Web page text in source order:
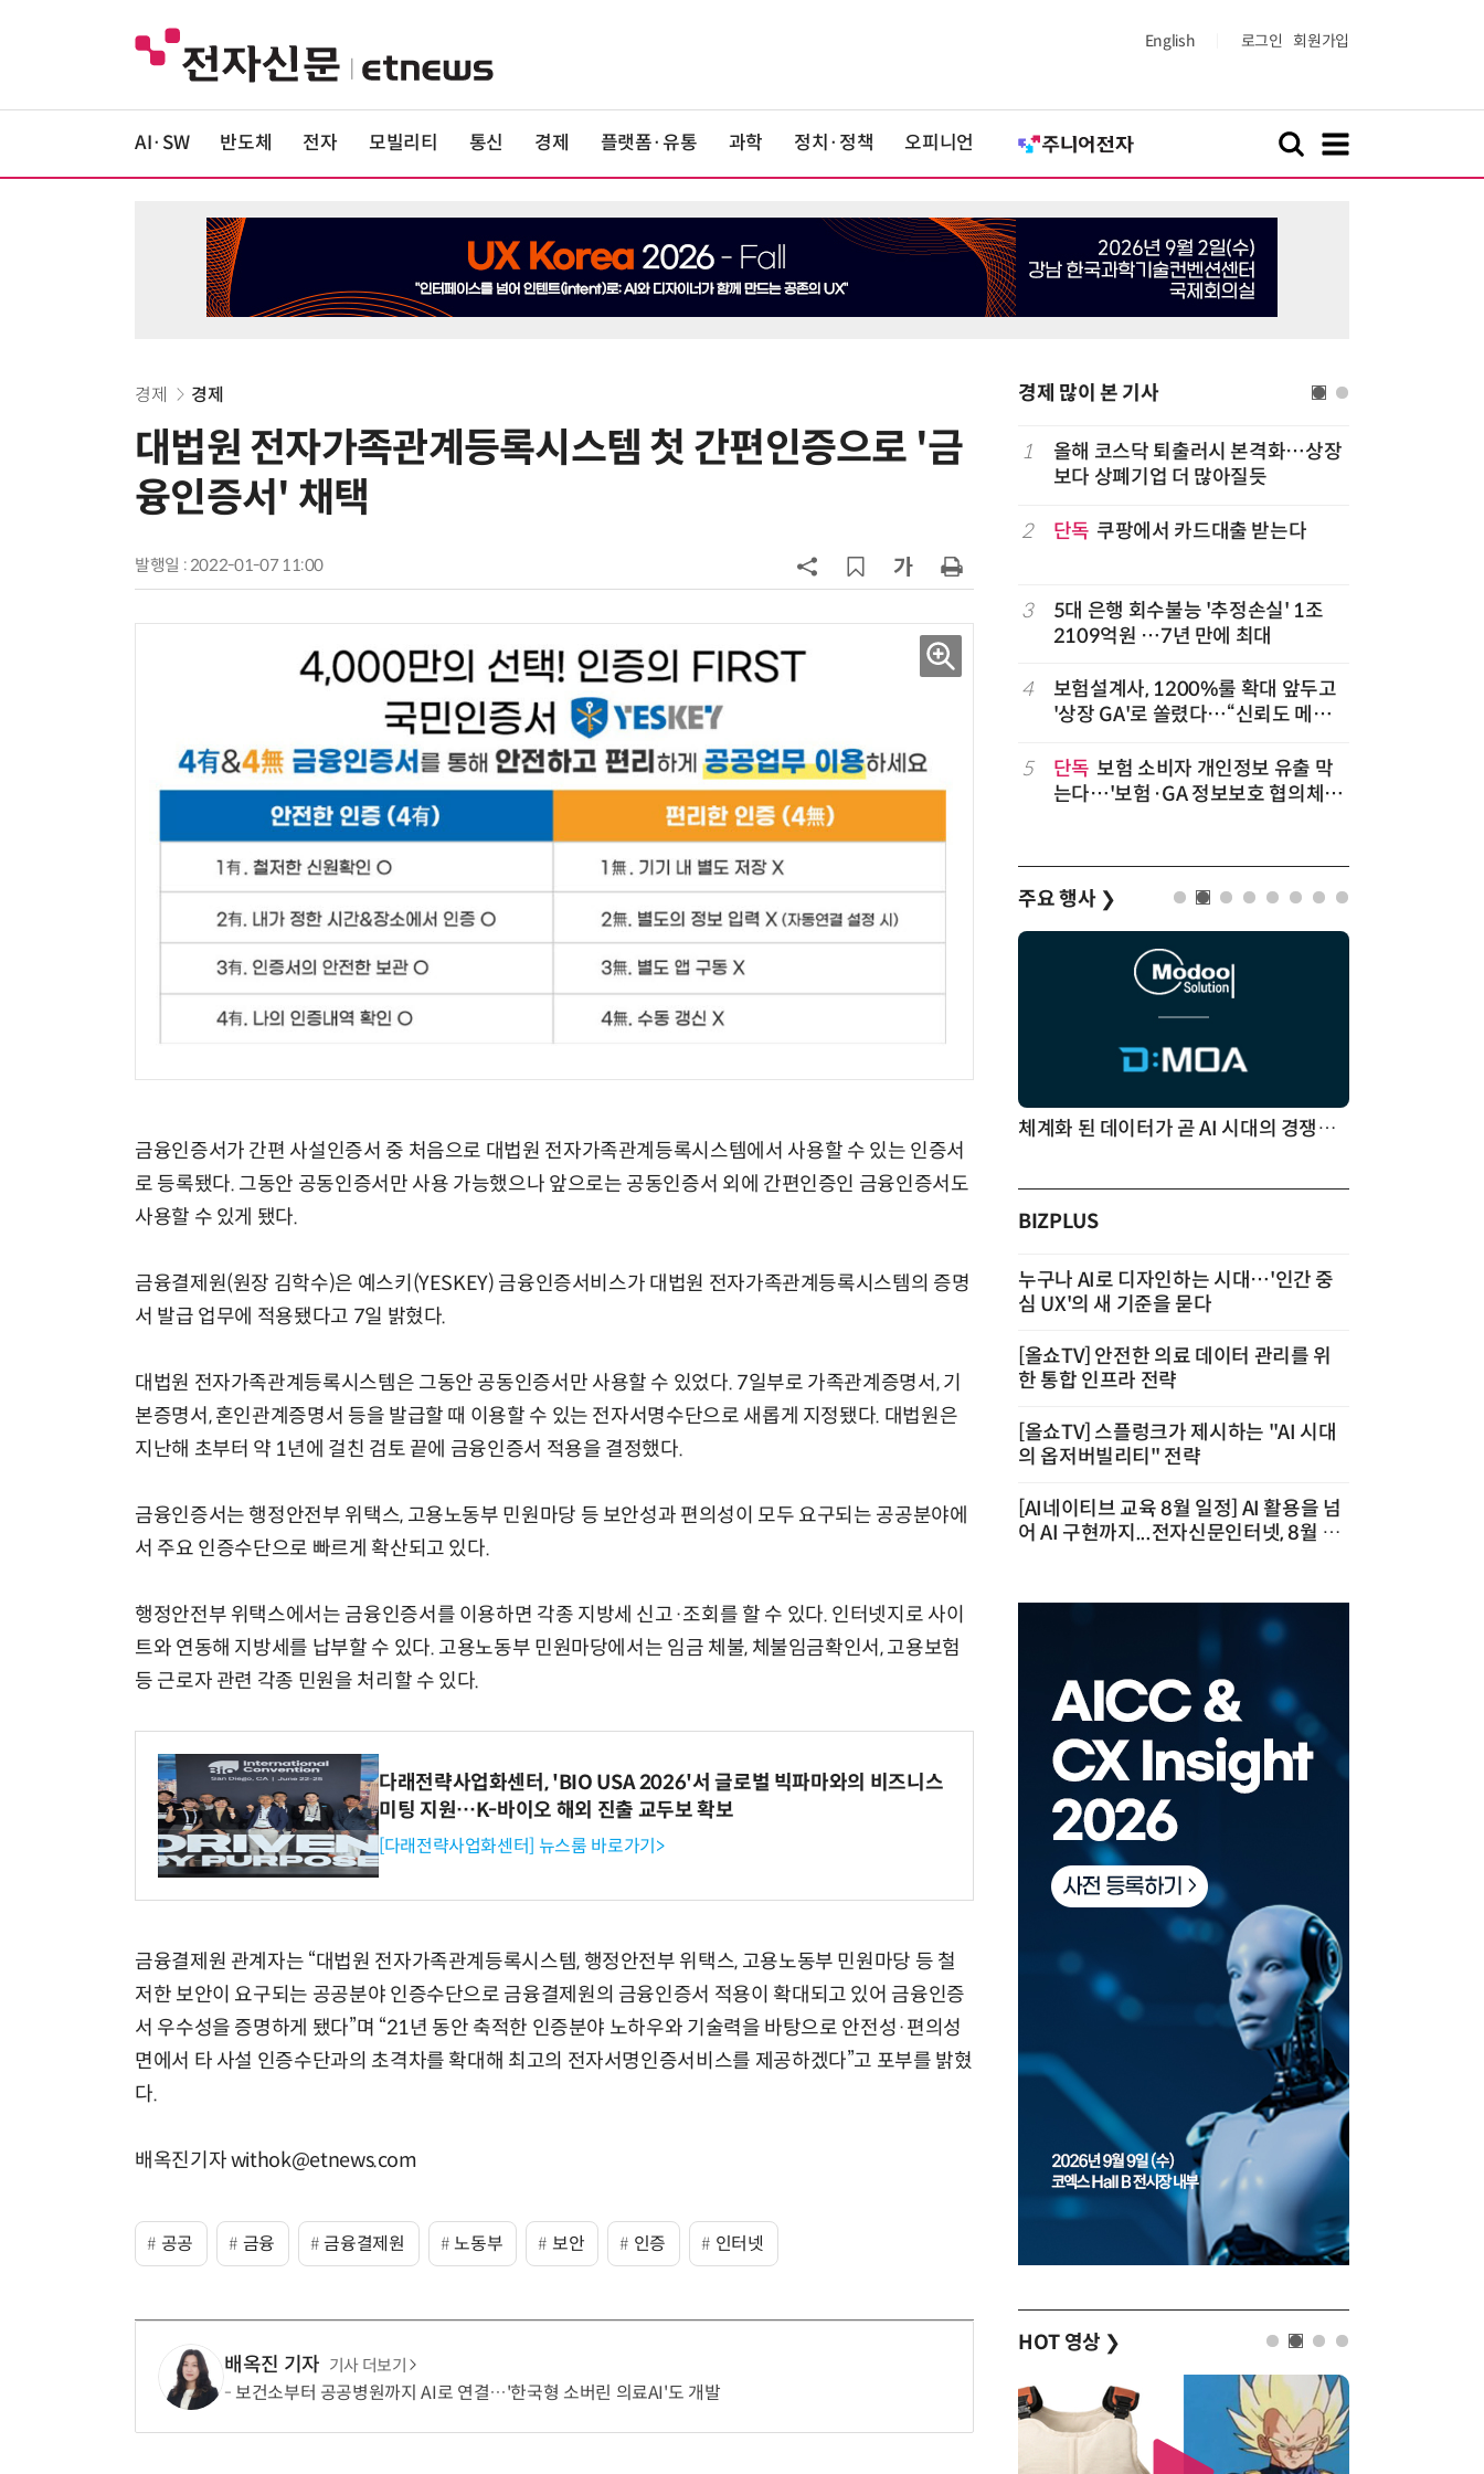
English 로그인 회원가입
AI·SW 반도체 전자 모빌리티 통신 경제 플랫폼·유통 과학 정치·정책 오피니언
경제 경제
대법원 전자가족관계등록시스템 첫 간편인증으로 '금
융인증서' 채택
발행일 : 2022-01-07 11:00
금융인증서가 간편 사설인증서 중 처음으로 대법원 전자가족관계등록시스템에서 사용할 수 있는 인증서
로 등록됐다. 그동안 공동인증서만 사용 가능했으나 앞으로는 공동인증서 외에 간편인증인 금융인증서도
사용할 수 있게 됐다.
금융결제원(원장 김학수)은 예스키(YESKEY) 금융인증서비스가 대법원 전자가족관계등록시스템의 증명
서 발급 업무에 적용됐다고 7일 밝혔다.
대법원 전자가족관계등록시스템은 그동안 공동인증서만 사용할 수 있었다. 7일부로 가족관계증명서, 기
본증명서, 혼인관계증명서 등을 발급할 때 이용할 수 있는 전자서명수단으로 새롭게 지정됐다. 대법원은
지난해 초부터 약 1년에 걸친 검토 끝에 금융인증서 적용을 결정했다.
금융인증서는 행정안전부 위택스, 고용노동부 민원마당 등 보안성과 편의성이 모두 요구되는 공공분야에
서 주요 인증수단으로 빠르게 확산되고 있다.
행정안전부 위택스에서는 금융인증서를 이용하면 각종 지방세 신고·조회를 할 수 있다. 인터넷지로 사이
트와 연동해 지방세를 납부할 수 있다. 고용노동부 민원마당에서는 임금 체불, 체불임금확인서, 고용보험
등 근로자 관련 각종 민원을 처리할 수 있다.
다래전략사업화센터, 'BIO USA 2026'서 글로벌 빅파마와의 비즈니스
미팅 지원…K-바이오 해외 진출 교두보 확보
[다래전략사업화센터] 뉴스룸 바로가기>
금융결제원 관계자는 “대법원 전자가족관계등록시스템, 행정안전부 위택스, 고용노동부 민원마당 등 철
저한 보안이 요구되는 공공분야 인증수단으로 금융결제원의 금융인증서 적용이 확대되고 있어 금융인증
서 우수성을 증명하게 됐다”며 “21년 동안 축적한 인증분야 노하우와 기술력을 바탕으로 안전성·편의성
면에서 타 사설 인증수단과의 초격차를 확대해 최고의 전자서명인증서비스를 제공하겠다”고 포부를 밝혔
다.
배옥진기자 withok@etnews.com
공공 금융 금융결제원 노동부 보안 인증 인터넷
배옥진 기자 기사 더보기
보건소부터 공공병원까지 AI로 연결…'한국형 소버린 의료AI'도 개발
경제 많이 본 기사
6
'게이밍위크' 삼성전자-LG전자 유럽
대기업과 협력사 AI 상생 시동
9
“상장폐지 막아라”…중소 가전 기업,
주가 부양 '총력전'
10 코스피 급등에 매수 사이드카 발동
1
올해 코스닥 퇴출러시 본격화…상장
보다 상폐기업 더 많아질듯
2 단독 쿠팡에서 카드대출 받는다
3
5대 은행 회수불능 '추정손실' 1조
2109억원 …7년 만에 최대
4
보험설계사, 1200%룰 확대 앞두고
'상장 GA'로 쏠렸다…“신뢰도 메리
5
단독 보험 소비자 개인정보 유출 막
는다…'보험·GA 정보보호 협의체'
주요 행사 ❯
체계화 된 데이터가 곧 AI 시대의 경쟁력이다
BIZPLUS
누구나 AI로 디자인하는 시대…'인간 중
심 UX'의 새 기준을 묻다
[올쇼TV] 안전한 의료 데이터 관리를 위
한 통합 인프라 전략
[올쇼TV] 스플렁크가 제시하는 "AI 시대
의 옵저버빌리티" 전략
[AI네이티브 교육 8월 일정] AI 활용을 넘
어 AI 구현까지...전자신문인터넷, 8월 실
HOT 영상 ❯